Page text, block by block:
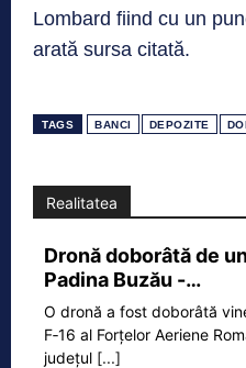
Lombard fiind cu un
arată sursa citată.
TAGS BANCI DEPOZITE
Realitatea
Dronă doborâtă de
Padina Buzău -…
O dronă a fost doborâtă
F‑16 al Forțelor Aeriene
județul [...]